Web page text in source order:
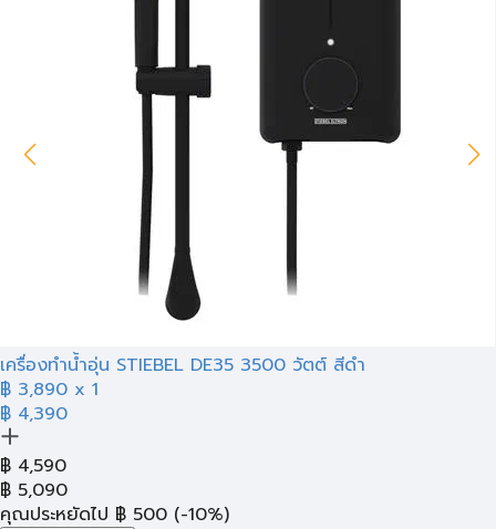
เครื่องทำน้ำอุ่น STIEBEL DE35 3500 วัตต์ สีดำ
฿ 3,890 x 1
฿ 4,390
฿ 4,590
฿ 5,090
คุณประหยัดไป ฿ 500 (-10%)